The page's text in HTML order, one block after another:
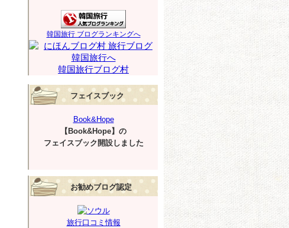
韓国旅行 ブログランキングへ
韓国旅行ブログ村
フェイスブック
Book&Hope
【Book&Hope】の
フェイスブック開設しました
お勧めブログ認定
旅行口コミ情報